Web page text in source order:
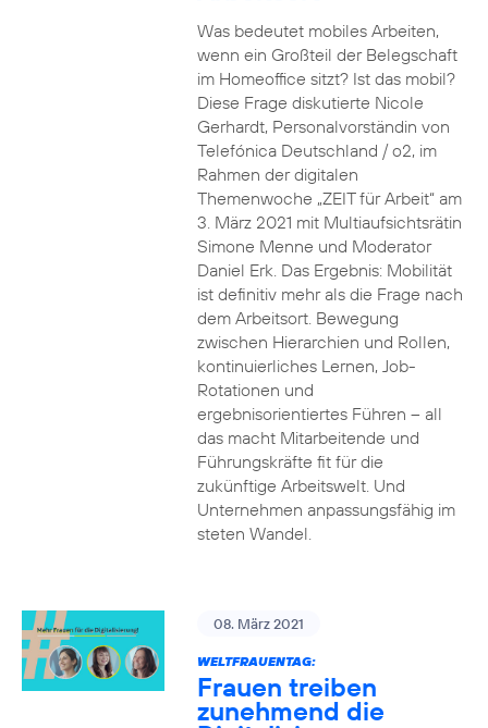
Was bedeutet mobiles Arbeiten,
wenn ein Großteil der Belegschaft
im Homeoffice sitzt? Ist das mobil?
Diese Frage diskutierte Nicole
Gerhardt, Personalvorständin von
Telefónica Deutschland / o2, im
Rahmen der digitalen
Themenwoche „ZEIT für Arbeit“ am
3. März 2021 mit Multiaufsichtsrätin
Simone Menne und Moderator
Daniel Erk. Das Ergebnis: Mobilität
ist definitiv mehr als die Frage nach
dem Arbeitsort. Bewegung
zwischen Hierarchien und Rollen,
kontinuierliches Lernen, Job-
Rotationen und
ergebnisorientiertes Führen – all
das macht Mitarbeitende und
Führungskräfte fit für die
zukünftige Arbeitswelt. Und
Unternehmen anpassungsfähig im
steten Wandel.
08. März 2021
WELTFRAUENTAG:
Frauen treiben
zunehmend die